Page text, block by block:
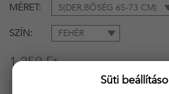
MÉRET S(DER,BŐSÉG 65-73 CM)
SZÍN FEHÉR
1 250 Ft
Süti